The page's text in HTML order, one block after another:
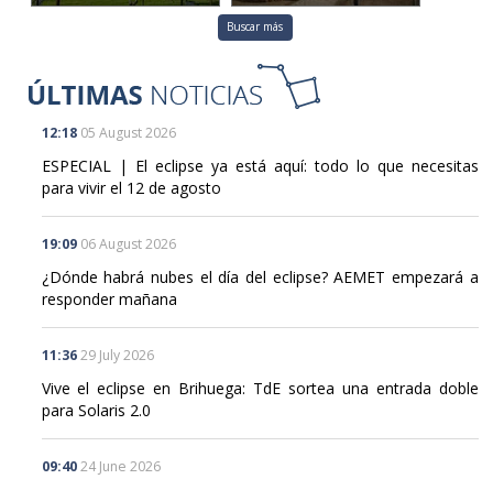
Buscar más
12:18 05 August 2026
ESPECIAL | El eclipse ya está aquí: todo lo que necesitas
para vivir el 12 de agosto
19:09 06 August 2026
¿Dónde habrá nubes el día del eclipse? AEMET empezará a
responder mañana
11:36 29 July 2026
Vive el eclipse en Brihuega: TdE sortea una entrada doble
para Solaris 2.0
09:40 24 June 2026